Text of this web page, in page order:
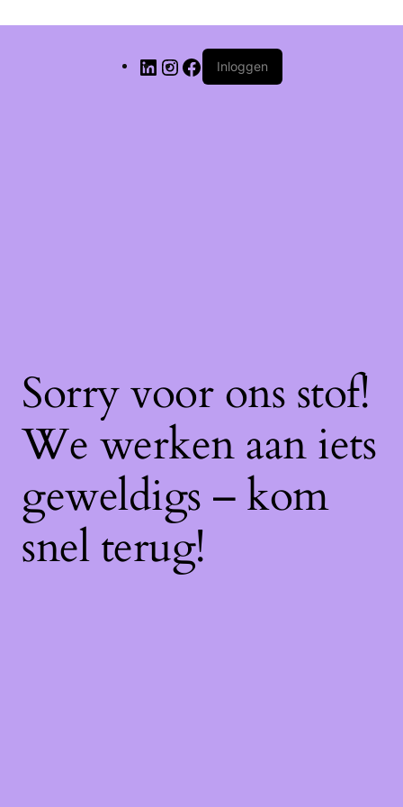
Inloggen
Sorry voor ons stof!
We werken aan iets
geweldigs – kom
snel terug!